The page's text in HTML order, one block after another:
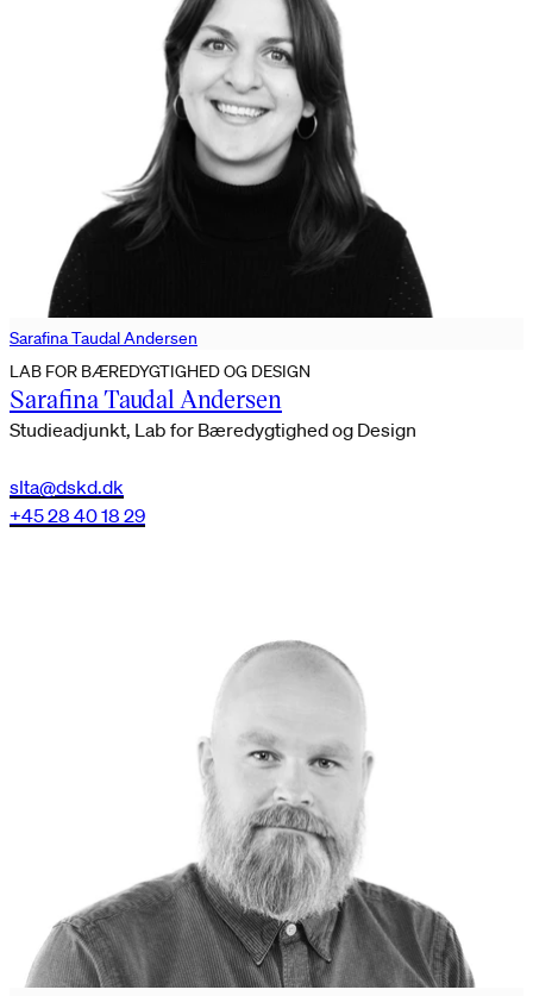
Sarafina Taudal Andersen
LAB FOR BÆREDYGTIGHED OG DESIGN
Sarafina Taudal Andersen
Studieadjunkt, Lab for Bæredygtighed og Design
slta@dskd.dk
+45 28 40 18 29